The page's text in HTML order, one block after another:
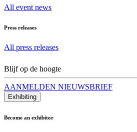
All event news
Press releases
All press releases
Blijf op de hoogte
AANMELDEN NIEUWSBRIEF
Exhibiting
Become an exhibitor